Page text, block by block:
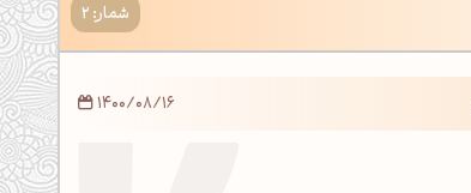
شمار: 2
1400/08/16